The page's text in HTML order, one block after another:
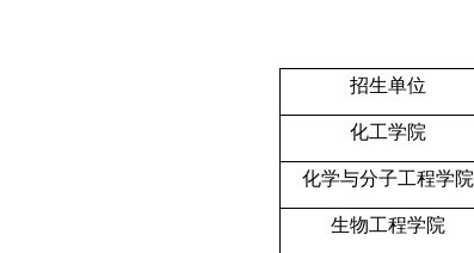
招生单位
化工学院
化学与分子工程学院
生物工程学院